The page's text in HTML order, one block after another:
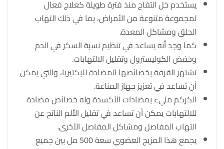
يستخدم خل التفاح منذ فترة طويلة كعلاج فعال
لمجموعة متنوعة من الأمراض، بما في ذلك التهاب
الحلق ومشاكل المعدة.
كما وجد أنه يساعد في تنظيم نسبة السكر في الدم
وخفض الكوليسترول وتقليل الالتهابات.
تشتهر القرفة بخصائصها المضادة للبكتيريا، والتي يمكن
أن تساعد في تعزيز جهاز المناعة.
الكركم مليء بمضادات الأكسدة وله خصائص مضادة
للالتهابات يمكن أن تساعد في تقليل الألم الناتج عن
التهاب المفاصل ومشاكل المفاصل الأخرى.
يجمع هذا المزيج العضوي سعة 500 مل بين جميع